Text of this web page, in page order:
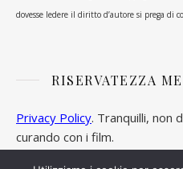
dovesse ledere il diritto d’autore si prega di
RISERVATEZZA
Privacy Policy. Tranquilli, non
curando con i film.